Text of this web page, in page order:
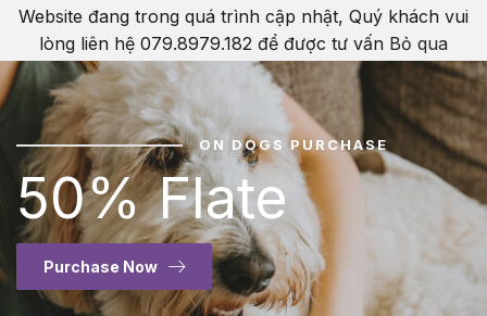
Website đang trong quá trình cập nhật, Quý khách vui
lòng liên hệ 079.8979.182 để được tư vấn Bỏ qua
ON DOGS PURCHASE
50% Flate
Purchase Now